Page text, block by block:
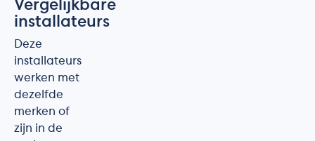
Vergelijkbare
installateurs
Deze
installateurs
werken met
dezelfde
merken of
zijn in de